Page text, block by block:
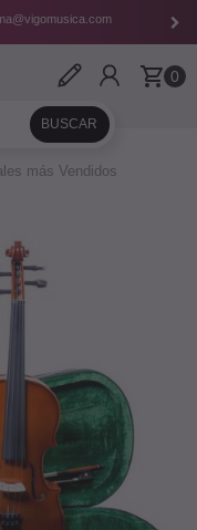
0
más Vendidos